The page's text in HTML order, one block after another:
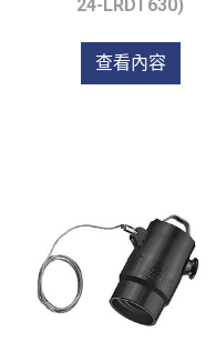
24-LRDT630)
查看內容